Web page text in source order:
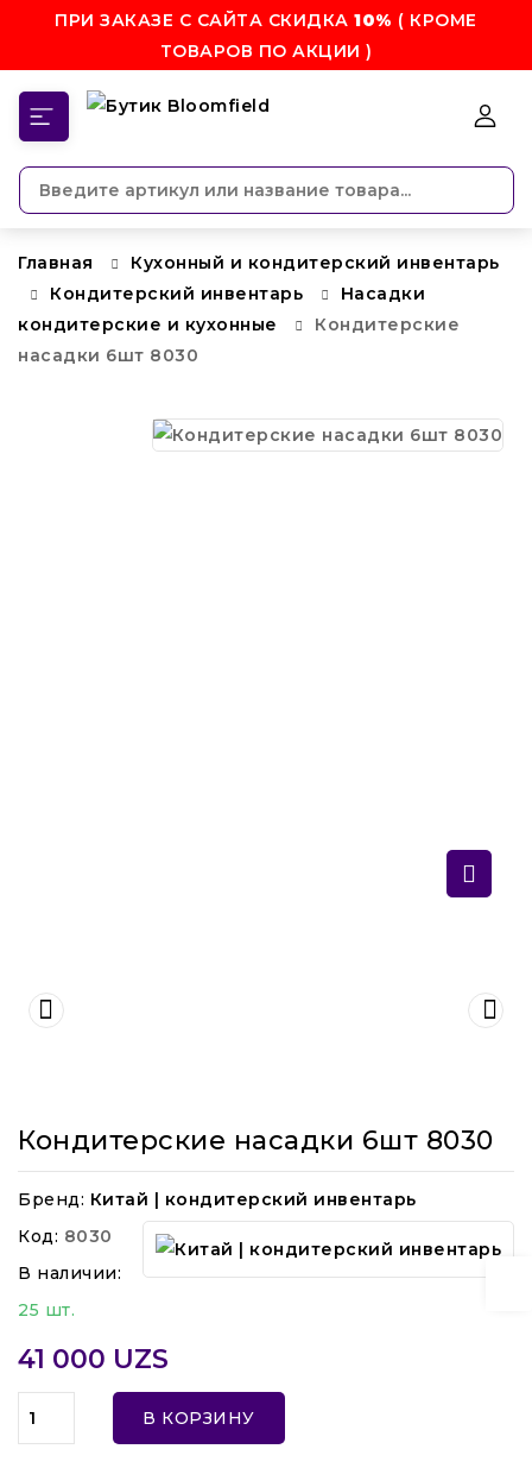
ПРИ ЗАКАЗЕ С САЙТА СКИДКА10% ( КРОМЕ
ТОВАРОВ ПО АКЦИИ )
Главная
Кухонный и кондитерский инвентарь
Кондитерский инвентарь
Насадки
кондитерские и кухонные
Кондитерские
насадки 6шт 8030
Кондитерские насадки 6шт 8030
Бренд: Китай | кондитерский инвентарь
Код: 8030
В наличии:
25 шт.
41 000 UZS
В КОРЗИНУ